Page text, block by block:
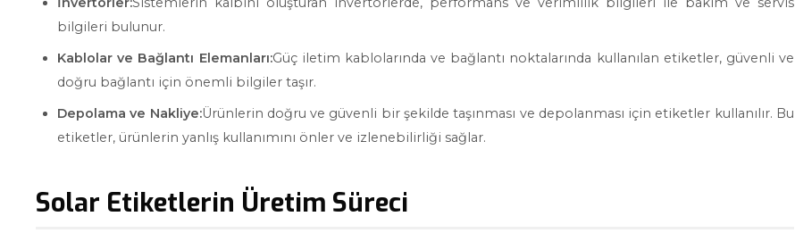
bilgileri bulunur.
Kablolar ve Bağlantı Elemanları:Güç iletim kablolarında ve bağlantı noktalarında kullanılan etiketler, güvenli ve
doğru bağlantı için önemli bilgiler taşır.
Depolama ve Nakliye:Ürünlerin doğru ve güvenli bir şekilde taşınması ve depolanması için etiketler kullanılır. Bu
etiketler, ürünlerin yanlış kullanımını önler ve izlenebilirliği sağlar.
Solar Etiketlerin Üretim Süreci